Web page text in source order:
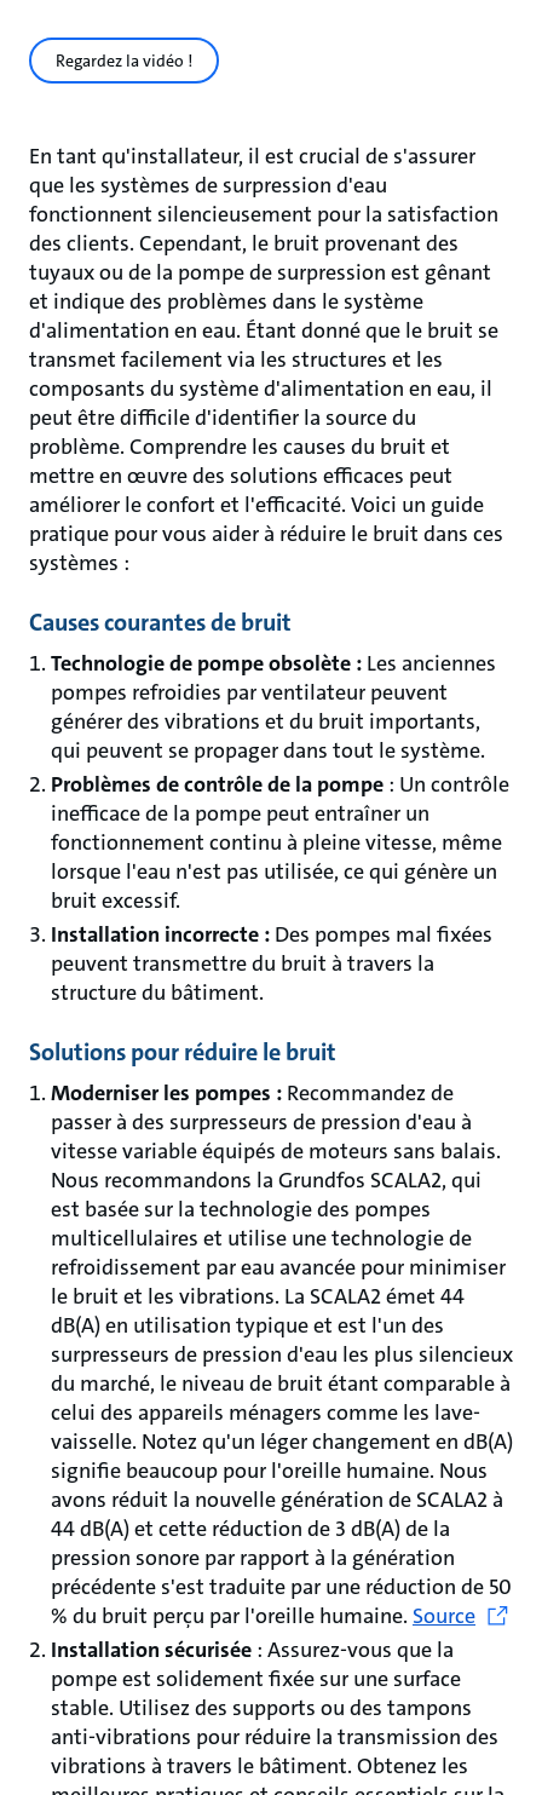
Regardez la vidéo !
En tant qu'installateur, il est crucial de s'assurer
que les systèmes de surpression d'eau
fonctionnent silencieusement pour la satisfaction
des clients. Cependant, le bruit provenant des
tuyaux ou de la pompe de surpression est gênant
et indique des problèmes dans le système
d'alimentation en eau. Étant donné que le bruit se
transmet facilement via les structures et les
composants du système d'alimentation en eau, il
peut être difficile d'identifier la source du
problème. Comprendre les causes du bruit et
mettre en œuvre des solutions efficaces peut
améliorer le confort et l'efficacité. Voici un guide
pratique pour vous aider à réduire le bruit dans ces
systèmes :
Causes courantes de bruit
Technologie de pompe obsolète : Les anciennes
pompes refroidies par ventilateur peuvent
générer des vibrations et du bruit importants,
qui peuvent se propager dans tout le système.
Problèmes de contrôle de la pompe : Un contrôle
inefficace de la pompe peut entraîner un
fonctionnement continu à pleine vitesse, même
lorsque l'eau n'est pas utilisée, ce qui génère un
bruit excessif.
Installation incorrecte : Des pompes mal fixées
peuvent transmettre du bruit à travers la
structure du bâtiment.
Solutions pour réduire le bruit
Moderniser les pompes : Recommandez de
passer à des surpresseurs de pression d'eau à
vitesse variable équipés de moteurs sans balais.
Nous recommandons la Grundfos SCALA2, qui
est basée sur la technologie des pompes
multicellulaires et utilise une technologie de
refroidissement par eau avancée pour minimiser
le bruit et les vibrations. La SCALA2 émet 44
dB(A) en utilisation typique et est l'un des
surpresseurs de pression d'eau les plus silencieux
du marché, le niveau de bruit étant comparable à
celui des appareils ménagers comme les lave-
vaisselle. Notez qu'un léger changement en dB(A)
signifie beaucoup pour l'oreille humaine. Nous
avons réduit la nouvelle génération de SCALA2 à
44 dB(A) et cette réduction de 3 dB(A) de la
pression sonore par rapport à la génération
précédente s'est traduite par une réduction de 50
% du bruit perçu par l'oreille humaine. Source
Installation sécurisée : Assurez-vous que la
pompe est solidement fixée sur une surface
stable. Utilisez des supports ou des tampons
anti-vibrations pour réduire la transmission des
vibrations à travers le bâtiment. Obtenez les